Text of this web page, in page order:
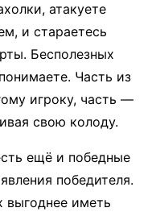
атакуете
и стараетесь
Бесполезных
Часть из
игроку, часть —
свою колоду.
ещё и победные
победителя.
выгоднее иметь